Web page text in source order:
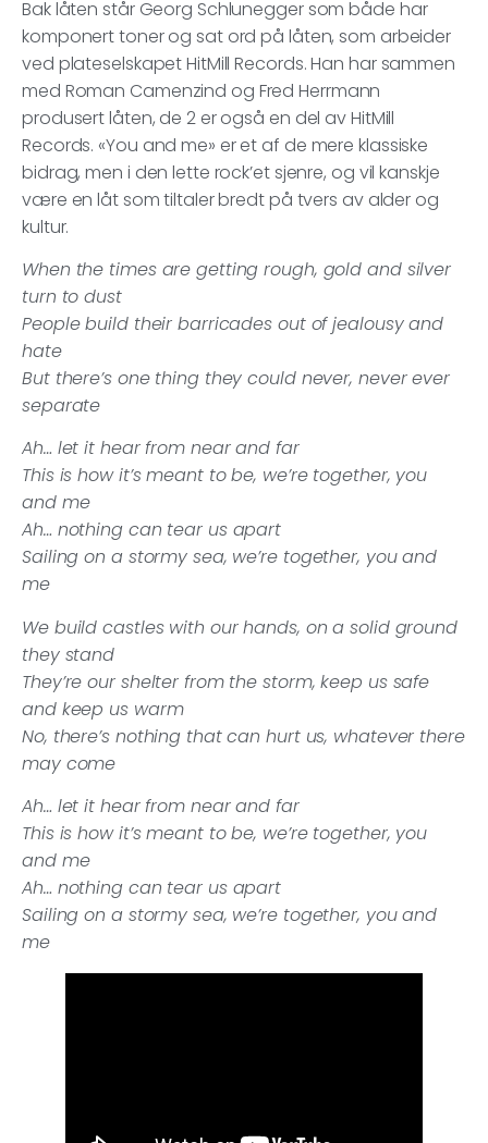
Bak låten står Georg Schlunegger som både har
komponert toner og sat ord på låten, som arbeider
ved plateselskapet HitMill Records. Han har sammen
med Roman Camenzind og Fred Herrmann
produsert låten, de 2 er også en del av HitMill
Records. «You and me» er et af de mere klassiske
bidrag, men i den lette rock’et sjenre, og vil kanskje
være en låt som tiltaler bredt på tvers av alder og
kultur.
When the times are getting rough, gold and silver
turn to dust
People build their barricades out of jealousy and
hate
But there’s one thing they could never, never ever
separate
Ah… let it hear from near and far
This is how it’s meant to be, we’re together, you
and me
Ah… nothing can tear us apart
Sailing on a stormy sea, we’re together, you and
me
We build castles with our hands, on a solid ground
they stand
They’re our shelter from the storm, keep us safe
and keep us warm
No, there’s nothing that can hurt us, whatever there
may come
Ah… let it hear from near and far
This is how it’s meant to be, we’re together, you
and me
Ah… nothing can tear us apart
Sailing on a stormy sea, we’re together, you and
me